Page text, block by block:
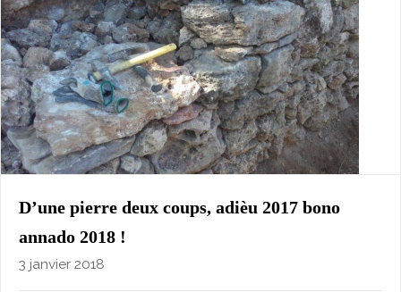
D’une pierre deux coups, adièu 2017 bono
annado 2018 !
3 janvier 2018